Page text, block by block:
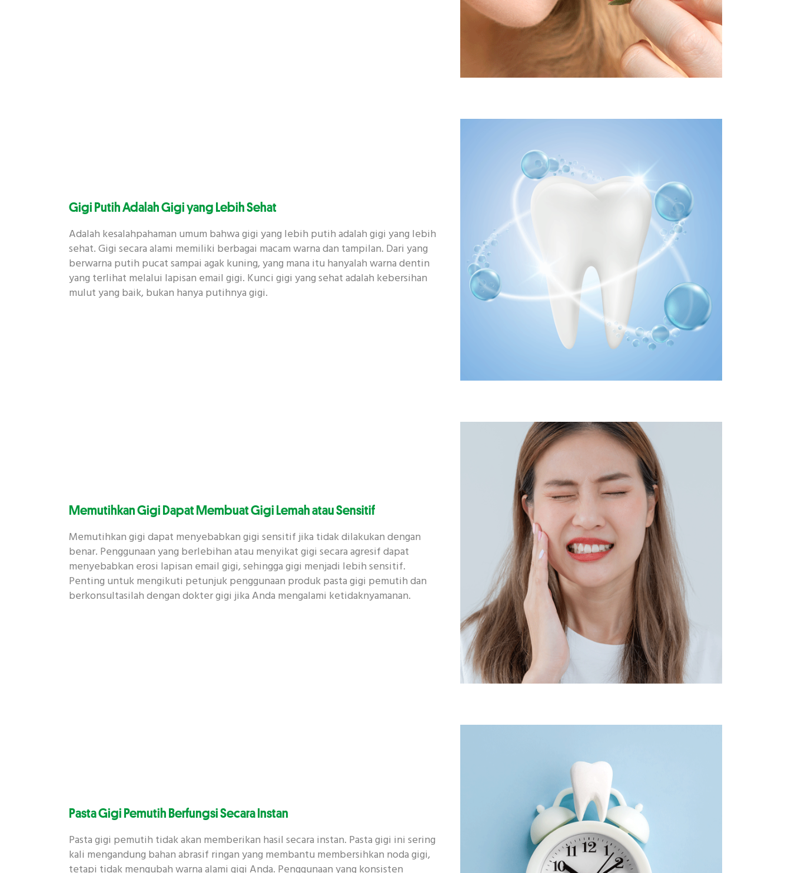
Gigi Putih Adalah Gigi yang Lebih Sehat
Adalah kesalahpahaman umum bahwa gigi yang lebih putih adalah gigi yang lebih
sehat. Gigi secara alami memiliki berbagai macam warna dan tampilan. Dari yang
berwarna putih pucat sampai agak kuning, yang mana itu hanyalah warna dentin
yang terlihat melalui lapisan email gigi. Kunci gigi yang sehat adalah kebersihan
mulut yang baik, bukan hanya putihnya gigi.
Memutihkan Gigi Dapat Membuat Gigi Lemah atau Sensitif
Memutihkan gigi dapat menyebabkan gigi sensitif jika tidak dilakukan dengan
benar. Penggunaan yang berlebihan atau menyikat gigi secara agresif dapat
menyebabkan erosi lapisan email gigi, sehingga gigi menjadi lebih sensitif.
Penting untuk mengikuti petunjuk penggunaan produk pasta gigi pemutih dan
berkonsultasilah dengan dokter gigi jika Anda mengalami ketidaknyamanan.
Pasta Gigi Pemutih Berfungsi Secara Instan
Pasta gigi pemutih tidak akan memberikan hasil secara instan. Pasta gigi ini sering
kali mengandung bahan abrasif ringan yang membantu membersihkan noda gigi,